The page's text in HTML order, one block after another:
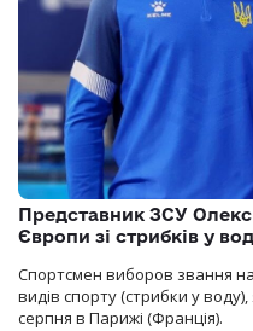
Представник ЗСУ
Європи зі стрибків у
Спортсмен виборов звання
видів спорту (стрибки у
серпня в Парижі (Франція).